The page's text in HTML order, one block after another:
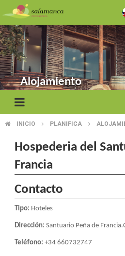
Pasar
al
contenido
principal
Alojamiento
SOBRESCRIBIR
ENLACES
DE
AYUDA
LA
NAVEGACIÓN
INICIO PLANIFICA
Hospederia del
Francia
Contacto
Tipo: Hoteles
Dirección: Santuario Peña de
Teléfono: +34 660732747